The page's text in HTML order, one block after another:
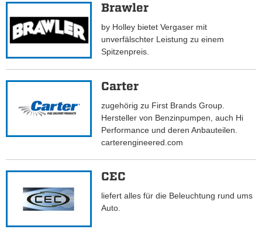
Brawler
by Holley bietet Vergaser mit
unverfälschter Leistung zu einem
Spitzenpreis.
Carter
zugehörig zu First Brands Group.
Hersteller von Benzinpumpen, auch Hi
Performance und deren Anbauteilen.
carterengineered.com
CEC
liefert alles für die Beleuchtung rund ums
Auto.